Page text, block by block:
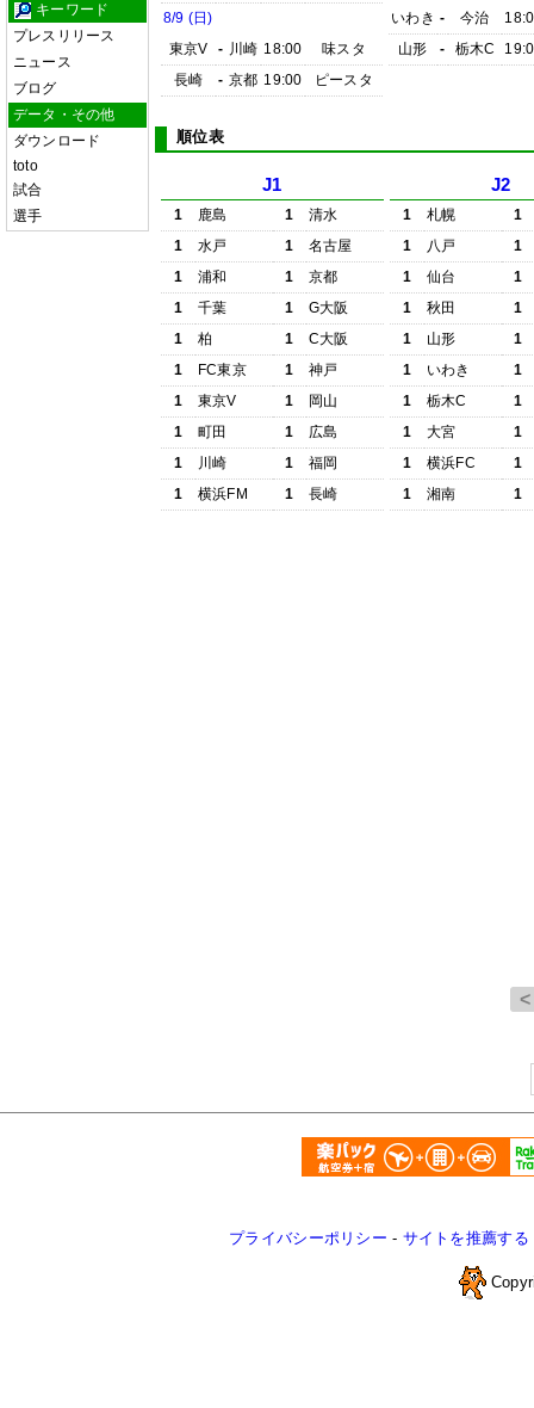
キーワード
プレスリリース
ニュース
ブログ
データ・その他
ダウンロード
toto
試合
選手
8/9 (日)
東京V
- 川崎 18:00
味スタ
長崎
- 京都 19:00 ピースタ
いわき - 今治
山形
- 栃木C
順位表
J1
1 鹿島 1
清水
1
水戸 1
名古屋
1
浦和 1
京都
1
千葉 1
G大阪
1
柏 1
C大阪
1
FC東京 1
神戸
1
東京V 1
岡山
1
町田 1
広島
1
川崎 1
福岡
1
横浜FM 1 長崎
J2
1 札幌
1
1
八戸
1
1
仙台
1
1
秋田
1
1
山形
1
1
いわき
1
1
栃木C
1
1
大宮
1
1
横浜FC
1
1
湘南 1
プライバシーポリシー - サイトを推薦する